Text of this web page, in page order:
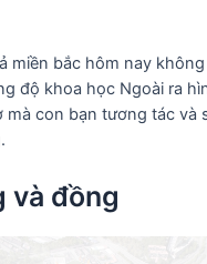
miền bắc hôm nay
độ khoa học Ngoài ra
mà con bạn tương tác và
và đồng